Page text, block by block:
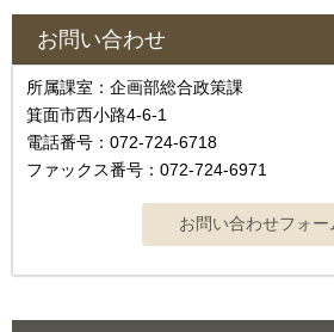
お問い合わせ
所属課室：企画部総合政策課
箕面市西小路4‐6‐1
電話番号：072-724-6718
ファックス番号：072-724-6971